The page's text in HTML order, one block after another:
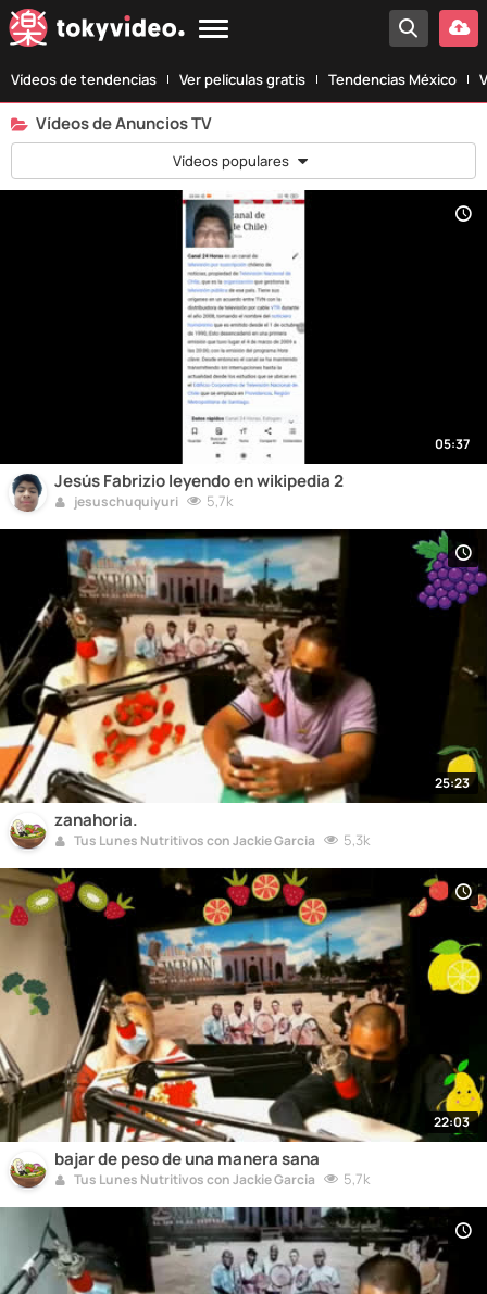
Vídeos de tendencias Ver películas gratis Tendencias México
Vídeos de Anuncios TV
Vídeos populares
05:37
Jesús Fabrizio leyendo en wikipedia 2
jesuschuquiyuri 5,7k
25:23
zanahoria.
Tus Lunes Nutritivos con Jackie Garcia 5,3k
22:03
bajar de peso de una manera sana
Tus Lunes Nutritivos con Jackie Garcia 5,7k